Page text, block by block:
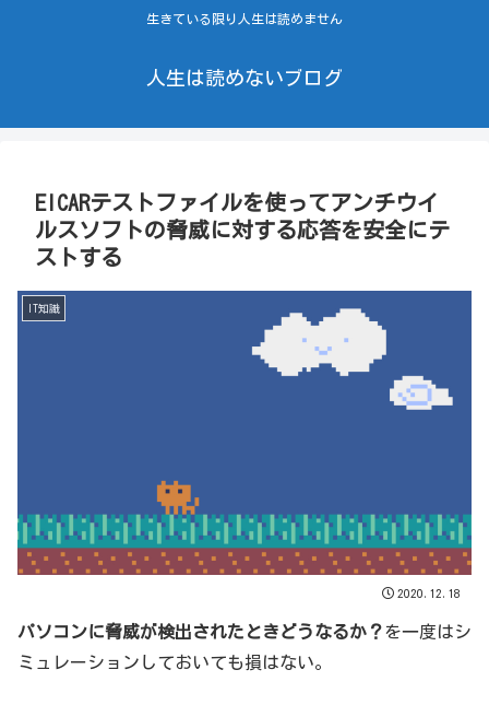
生きている限り人生は読めません
人生は読めないブログ
EICARテストファイルを使ってアンチウイ
ルスソフトの脅威に対する応答を安全にテ
ストする
IT知識
2020.12.18
パソコンに脅威が検出されたときどうなるか？を一度はシ
ミュレーションしておいても損はない。